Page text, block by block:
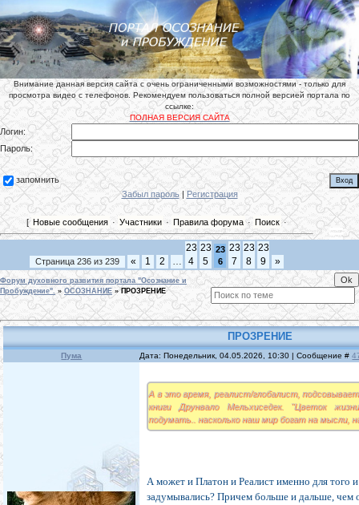
Внимание данная версия сайта с очень ограниченными возможностями - только для
просмотра видео с телефонов. Рекомендуем пользоваться полной версией портала по
ссылке:
ПОЛНАЯ ВЕРСИЯ САЙТА
Логин:
Пароль:
запомнить
Забыл пароль| Регистрация
[ Новые сообщения · Участники · Правила форума · Поиск·
Страница 236 из 239 « 1 2 …
23
4
23
5
23
6
23
7
23
8
23
9
»
Форум духовного развития портала "Осознание и
Пробуждение". » ОСОЗНАНИЕ » ПРОЗРЕНИЕ
ПРОЗРЕНИЕ
Пума Дата: Понедельник, 04.05.2026, 10:30 | Сообщение #
А в это время, реалист/глобалист,
книги Друнвало Мельхиседек. "Цветок
подумать.. насколько наш мир богат на мысли,
А может и Платон и Реалист именно для того
задумывались? Причем больше и дальше, чем